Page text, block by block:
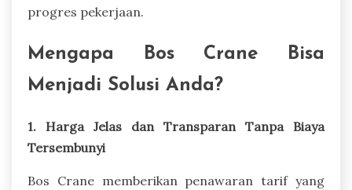
progres pekerjaan.
Mengapa Bos Crane Bisa
Menjadi Solusi Anda?
1. Harga Jelas dan Transparan Tanpa Biaya
Tersembunyi
Bos Crane memberikan penawaran tarif yang